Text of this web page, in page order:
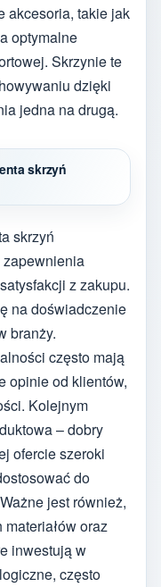
akcesoria, takie jak
optymalne
Skrzynie te
dzięki
jedna na drugą.
skrzyń
skrzyń
z zakupu.
na doświadczenie
branży.
często mają
opinie od klientów,
Kolejnym
– dobry
ofercie szeroki
do
jest również,
oraz
inwestują w
często